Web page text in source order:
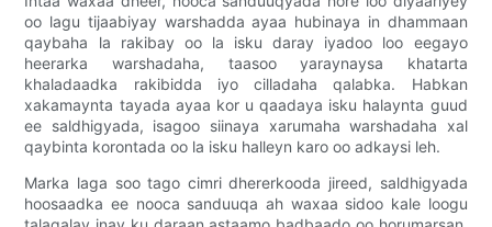
oo lagu tijaabiyay warshadda ayaa hubinaya in dhammaan
qaybaha la rakibay oo la isku daray iyadoo loo eegayo
heerarka warshadaha, taasoo yaraynaysa khatarta
khaladaadka rakibidda iyo cilladaha qalabka. Habkan
xakamaynta tayada ayaa kor u qaadaya isku halaynta guud
ee saldhigyada, isagoo siinaya xarumaha warshadaha xal
qaybinta korontada oo la isku halleyn karo oo adkaysi leh.
Marka laga soo tago cimri dhererkooda jireed, saldhigyada
hoosaadka ee nooca sanduuqa ah waxaa sidoo kale loogu